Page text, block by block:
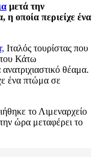
μετά την
οποία περιείχε ένα
Ιταλός τουρίστας που
Κάτω
θέαμα.
ένα πτώμα σε
το Λιμεναρχείο
ώρα μεταφέρει το